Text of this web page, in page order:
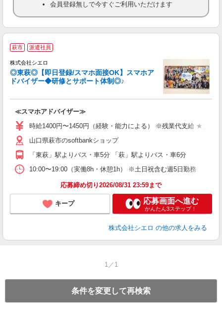
会員登録無しで今すぐご利用いただけます
萩市 派遣社員
株式会社シエロ
◎東萩◎【即日登録/スマホ面接OK】スマホア
ドバイザー◆研修とサポート体制◎♪
≪スマホアドバイザー≫
時給1400円〜1450円（経験・能力による） ※残業代支給 ★交通
山口県萩市のsoftbankショップ
「東萩」駅よりバス・車5分 「萩」駅よりバス・車6分
10:00〜19:00（実働8h・休憩1h） ※土日祝含む週5日勤務
応募締め切り2026/08/31 23:59まで
キープ 応募画面へ進む
かんたん3ステップ！
株式会社シエロ の他の求人をみる
1／1
条件を変更して再検索